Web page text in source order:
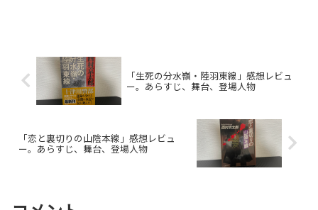
「生死の分水嶺・陸羽東線」感想レビュ
ー。あらすじ、舞台、登場人物
「恋と裏切りの山陰本線」感想レビュ
ー。あらすじ、舞台、登場人物